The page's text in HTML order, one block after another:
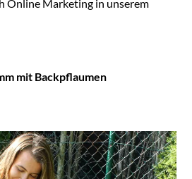
Online Marketing in unserem
mit Backpflaumen